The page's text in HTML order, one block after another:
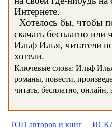
Интернете.
Хотелось бы, чтобы
скачать бесплатно или
Ильф Илья, читатели
хотели.
Ключевые слова: Ильф
романы, повести,
читать, бесплатно, онлайн,
ТОП авторов и книг